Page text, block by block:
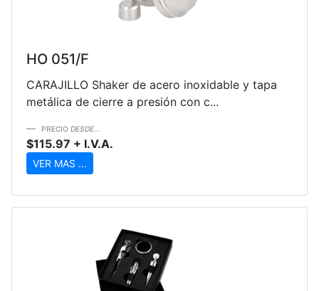
HO 051/F
CARAJILLO Shaker de acero inoxidable y tapa
metálica de cierre a presión con c...
PRECIO DESDE...
$115.97 + I.V.A.
VER MAS ...